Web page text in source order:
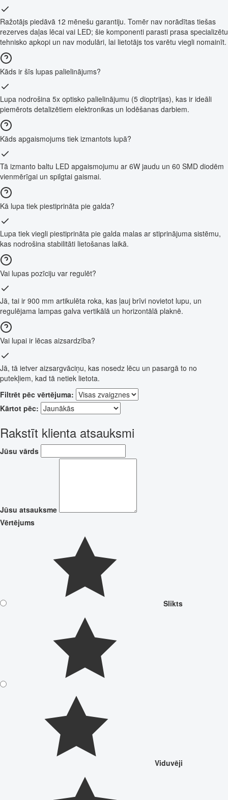
Ražotājs piedāvā 12 mēnešu garantiju. Tomēr nav norādītas tiešas
rezerves daļas lēcai vai LED; šie komponenti parasti prasa specializētu
tehnisko apkopi un nav modulāri, lai lietotājs tos varētu viegli nomainīt.
Kāds ir šīs lupas palielinājums?
Lupa nodrošina 5x optisko palielinājumu (5 dioptrijas), kas ir ideāli
piemērots detalizētiem elektronikas un lodēšanas darbiem.
Kāds apgaismojums tiek izmantots lupā?
Tā izmanto baltu LED apgaismojumu ar 6W jaudu un 60 SMD diodēm
vienmērīgai un spilgtai gaismai.
Kā lupa tiek piestiprināta pie galda?
Lupa tiek viegli piestiprināta pie galda malas ar stiprinājuma sistēmu,
kas nodrošina stabilitāti lietošanas laikā.
Vai lupas pozīciju var regulēt?
Jā, tai ir 900 mm artikulēta roka, kas ļauj brīvi novietot lupu, un
regulējama lampas galva vertikālā un horizontālā plaknē.
Vai lupai ir lēcas aizsardzība?
Jā, tā ietver aizsargvāciņu, kas nosedz lēcu un pasargā to no
putekļiem, kad tā netiek lietota.
Filtrēt pēc vērtējuma:
Kārtot pēc:
Rakstīt klienta atsauksmi
Jūsu vārds
Jūsu atsauksme
Vērtējums
Slikts
Viduvēji